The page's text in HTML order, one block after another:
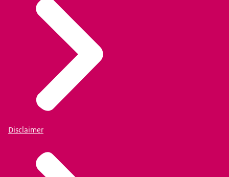
Disclaimer